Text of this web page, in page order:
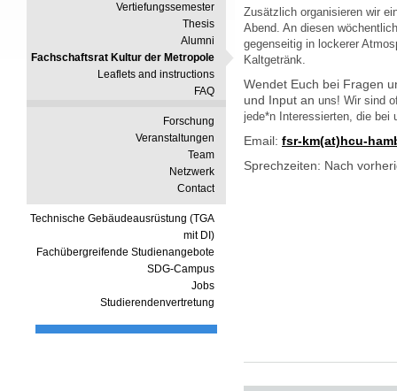
Vertiefungssemester
Thesis
Alumni
Fachschaftsrat Kultur der Metropole
Leaflets and instructions
FAQ
Forschung
Veranstaltungen
Team
Netzwerk
Contact
Technische Gebäudeausrüstung (TGA
mit DI)
Fachübergreifende Studienangebote
SDG-Campus
Jobs
Studierendenvertretung
Zusätzlich organisieren wir
Abend. An diesen
gegenseitig in lockerer
Kaltgetränk.
Wendet Euch bei Fragen
und Input an uns! Wir sind
jede*n Interessierten, die bei
Email: fsr-km(at)hcu-
Sprechzeiten: Nach